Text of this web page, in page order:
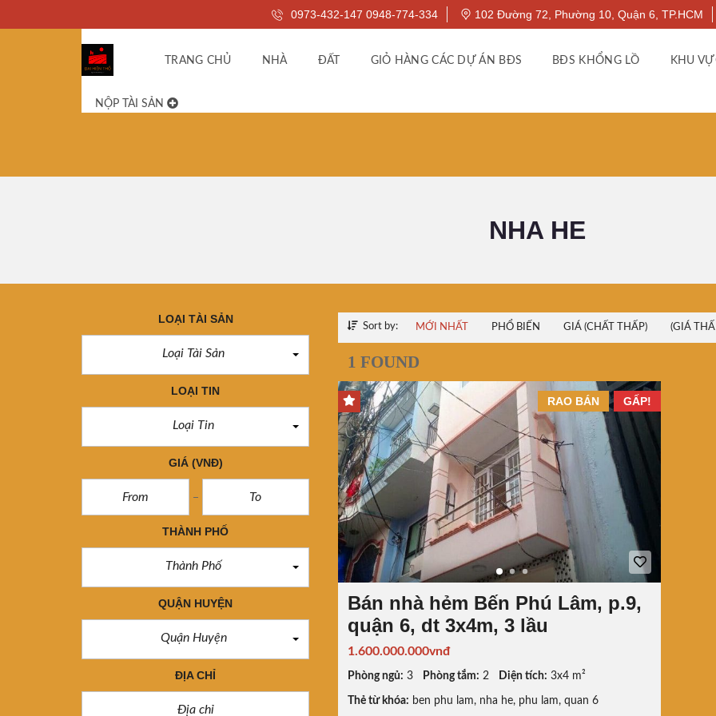
0973-432-147 0948-774-334 102 Đường 72, Phường 10, Quận 6, TP.HCM
TRANG CHỦ NHÀ ĐẤT GIỎ HÀNG CÁC DỰ ÁN BĐS BĐS KHỔNG LỒ KHU
NỘP TÀI SẢN
NHA HE
LOẠI TÀI SẢN
Loại Tài Sản
LOẠI TIN
Loại Tin
GIÁ (VNĐ)
THÀNH PHỐ
Thành Phố
QUẬN HUYỆN
Quận Huyện
ĐỊA CHỈ
Sort by: MỚI NHẤT PHỔ BIẾN GIÁ (CHẤT THẤP) (GIÁ
1 FOUND
GẤP!
RAO BÁN
Bán nhà hẻm Bến Phú Lâm, p.9,
quận 6, dt 3x4m, 3 lầu
1.600.000.000vnđ
Phòng ngủ: 3 Phòng tắm: 2 Diện tích: 3x4 m²
Thẻ từ khóa: ben phu lam, nha he, phu lam, quan 6